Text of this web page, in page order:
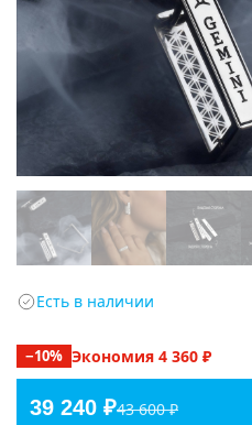
Есть в наличии
−10% Экономия 4 360 ₽
39 240 ₽43 600 ₽